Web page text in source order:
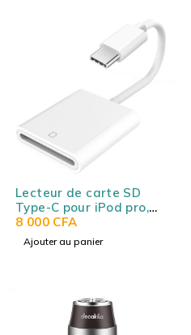
Lecteur de carte SD
Type-C pour iPod pro,
MAC et Android D-118 -
USB-C SD CARD READER
D-118
8 000 CFA
Ajouter au panier